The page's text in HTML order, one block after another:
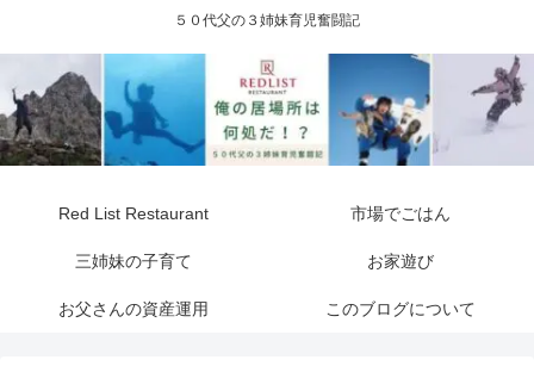
５０代父の３姉妹育児奮闘記
Red List Restaurant 市場でごはん
三姉妹の子育て お家遊び
お父さんの資産運用 このブログについて